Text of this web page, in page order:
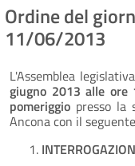
Ordine del
11/06/2013
L'Assemblea
giugno 2013 alle ore
pomeriggio presso la
Ancona con il